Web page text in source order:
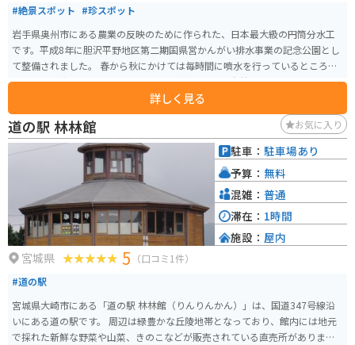
#絶景スポット #珍スポット
岩手県奥州市にある農業の反映のために作られた、日本最大級の円筒分水工
です。平成8年に胆沢平野地区第二期国県営かんがい排水事業の記念公園とし
て整備されました。 春から秋にかけては毎時間に噴水を行っているところを
見ることが出来ます。近くには公園や水車もあり、自然の感じるにはもって
こいの場所です。トイレもあるので、休憩がてらに観光を楽しめるのでおす
すめです。
詳しく見る
道の駅 林林館 お気に入り
宮城県 5 （口コミ1件）
#道の駅
宮城県大崎市にある「道の駅 林林館（りんりんかん）」は、国道347号線沿
いにある道の駅です。 周辺は緑豊かな丘陵地帯となっており、館内には地元
で採れた新鮮な野菜や山菜、きのこなどが販売されている直売所がありま
駐車： 駐車場あり
予算： 無料
混雑： 普通
滞在： 1時間
施設： 屋内